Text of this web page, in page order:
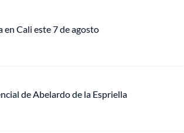
en Cali este 7 de agosto
de Abelardo de la Espriella